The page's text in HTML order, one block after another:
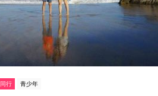
行 青少年